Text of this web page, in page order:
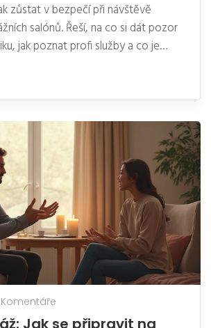
zůstat v bezpečí při návštěvě
salónů. Řeší, na co si dát pozor
jak poznat profi služby a co je
i anonymitu. Nabídne konkrétní tipy
soukromí a upozorní na triky a
a otevřeně podle zkušeností i
0 Komentáře
Jak se připravit na